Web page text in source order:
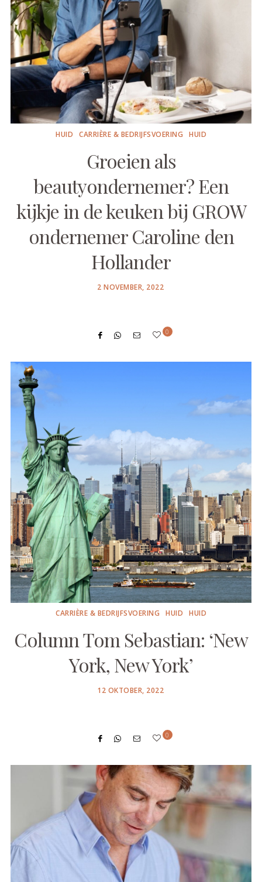
HUID CARRIÈRE & BEDRIJFSVOERING HUID
Groeien als
beautyondernemer? Een
kijkje in de keuken bij GROW
ondernemer Caroline den
Hollander
POSTED
2 NOVEMBER, 2022
0
CARRIÈRE & BEDRIJFSVOERING HUID HUID
Column Tom Sebastian: ‘New
York, New York’
POSTED
12 OKTOBER, 2022
0